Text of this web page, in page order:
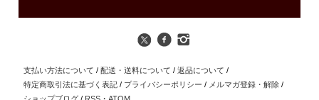
支払い方法について / 配送・送料について / 返品について /
特定商取引法に基づく表記 / プライバシーポリシー / メルマガ登録・解除 /